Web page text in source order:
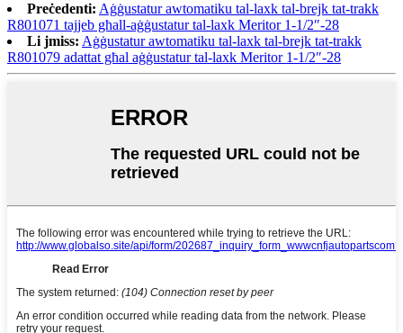
Preċedenti: Aġġustatur awtomatiku tal-laxk tal-brejk tat-trakk
R801071 tajjeb għall-aġġustatur tal-laxk Meritor 1-1/2″-28
Li jmiss: Aġġustatur awtomatiku tal-laxk tal-brejk tat-trakk
R801079 adattat għal aġġustatur tal-laxk Meritor 1-1/2″-28